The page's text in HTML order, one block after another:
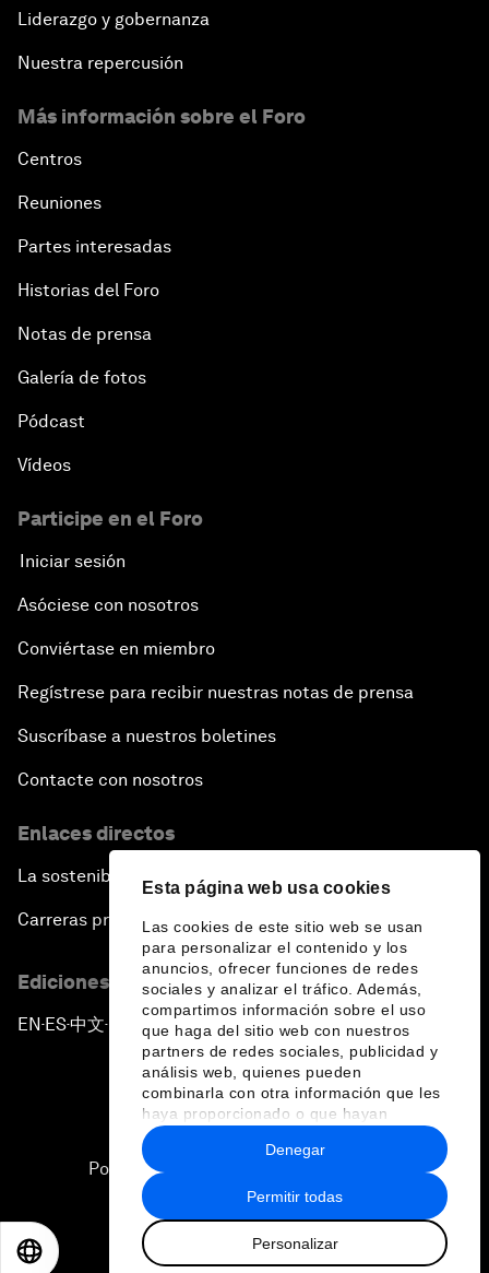
Esta página web usa cookies
Las cookies de este sitio web se usan
para personalizar el contenido y los
anuncios, ofrecer funciones de redes
sociales y analizar el tráfico. Además,
compartimos información sobre el uso
que haga del sitio web con nuestros
partners de redes sociales, publicidad y
análisis web, quienes pueden
combinarla con otra información que les
haya proporcionado o que hayan
recopilado a partir del uso que haya
hecho de sus servicios.
Permitir todas
Personalizar
Denegar
Liderazgo y gobernanza
Nuestra repercusión
Más información sobre el Foro
Centros
Reuniones
Partes interesadas
Historias del Foro
Notas de prensa
Galería de fotos
Pódcast
Vídeos
Participe en el Foro
Iniciar sesión
Asóciese con nosotros
Conviértase en miembro
Regístrese para recibir nuestras notas de prensa
Suscríbase a nuestros boletines
Contacte con nosotros
Enlaces directos
La sostenibilidad en el Foro
Carreras profesionales
Ediciones en otros idiomas
EN ▪ ES▪中文▪ 日本語
Política de privacidad y normas de uso
2026 Foro Económico Mundial